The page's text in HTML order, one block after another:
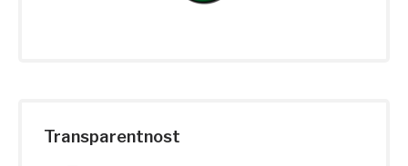
Transparentnost